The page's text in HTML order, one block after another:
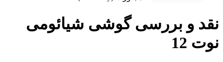
و بررسی گوشی شیائومی
12